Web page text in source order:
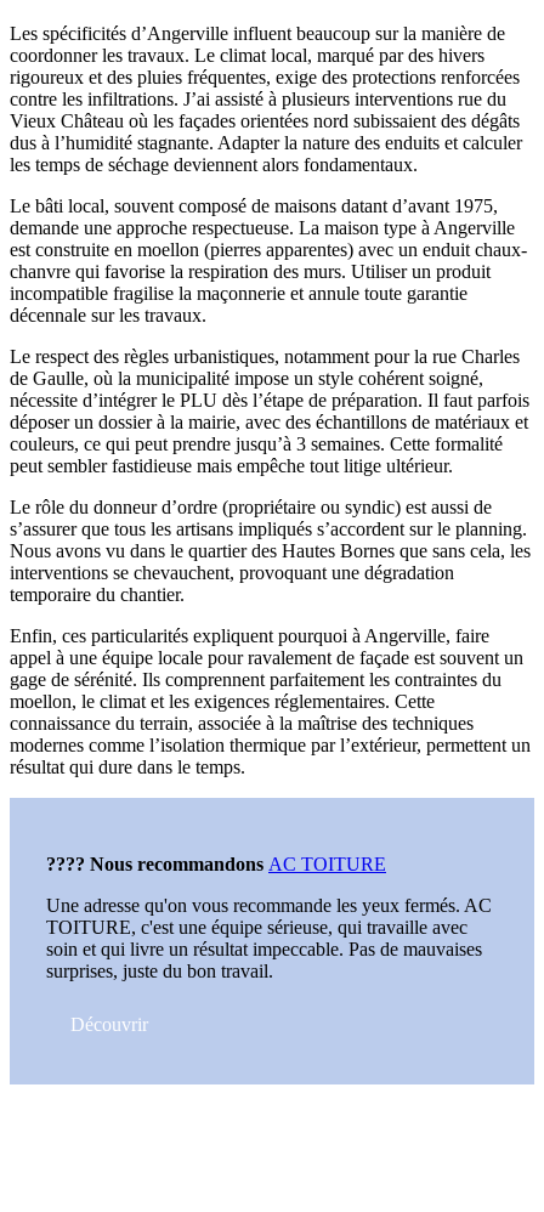
Les spécificités d’Angerville influent beaucoup sur la manière de
coordonner les travaux. Le climat local, marqué par des hivers
rigoureux et des pluies fréquentes, exige des protections renforcées
contre les infiltrations. J’ai assisté à plusieurs interventions rue du
Vieux Château où les façades orientées nord subissaient des dégâts
dus à l’humidité stagnante. Adapter la nature des enduits et calculer
les temps de séchage deviennent alors fondamentaux.
Le bâti local, souvent composé de maisons datant d’avant 1975,
demande une approche respectueuse. La maison type à Angerville
est construite en moellon (pierres apparentes) avec un enduit chaux-
chanvre qui favorise la respiration des murs. Utiliser un produit
incompatible fragilise la maçonnerie et annule toute garantie
décennale sur les travaux.
Le respect des règles urbanistiques, notamment pour la rue Charles
de Gaulle, où la municipalité impose un style cohérent soigné,
nécessite d’intégrer le PLU dès l’étape de préparation. Il faut parfois
déposer un dossier à la mairie, avec des échantillons de matériaux et
couleurs, ce qui peut prendre jusqu’à 3 semaines. Cette formalité
peut sembler fastidieuse mais empêche tout litige ultérieur.
Le rôle du donneur d’ordre (propriétaire ou syndic) est aussi de
s’assurer que tous les artisans impliqués s’accordent sur le planning.
Nous avons vu dans le quartier des Hautes Bornes que sans cela, les
interventions se chevauchent, provoquant une dégradation
temporaire du chantier.
Enfin, ces particularités expliquent pourquoi à Angerville, faire
appel à une équipe locale pour ravalement de façade est souvent un
gage de sérénité. Ils comprennent parfaitement les contraintes du
moellon, le climat et les exigences réglementaires. Cette
connaissance du terrain, associée à la maîtrise des techniques
modernes comme l’isolation thermique par l’extérieur, permettent un
résultat qui dure dans le temps.
???? Nous recommandons AC TOITURE
Une adresse qu'on vous recommande les yeux fermés. AC
TOITURE, c'est une équipe sérieuse, qui travaille avec
soin et qui livre un résultat impeccable. Pas de mauvaises
surprises, juste du bon travail.
Découvrir